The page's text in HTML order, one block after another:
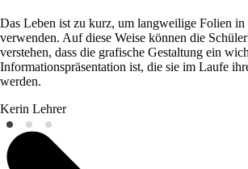
Das Leben ist zu kurz, um langweilige Folien in
verwenden. Auf diese Weise können die
verstehen, dass die grafische Gestaltung ein
Informationspräsentation ist, die sie im Laufe
werden.
Kerin Lehrer